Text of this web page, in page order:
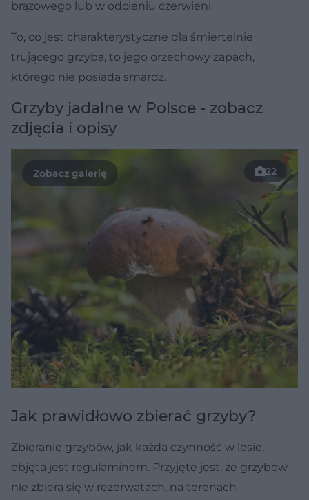
brązowego lub w odcieniu czerwieni.
To, co jest charakterystyczne dla śmiertelnie
trującego grzyba, to jego orzechowy zapach,
którego nie posiada smardz.
Grzyby jadalne w Polsce - zobacz
zdjęcia i opisy
22
Jak prawidłowo zbierać grzyby?
Zbieranie grzybów, jak każda czynność w lesie,
objęta jest regulaminem. Przyjęte jest, że grzybów
nie zbiera się w rezerwatach, na terenach